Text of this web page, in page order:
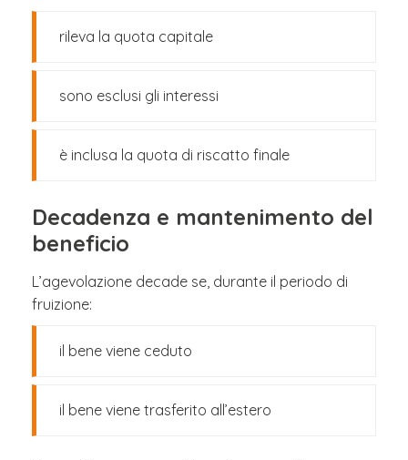
rileva la quota capitale
sono esclusi gli interessi
è inclusa la quota di riscatto finale
Decadenza e mantenimento del
beneficio
L’agevolazione decade se, durante il periodo di
fruizione:
il bene viene ceduto
il bene viene trasferito all’estero